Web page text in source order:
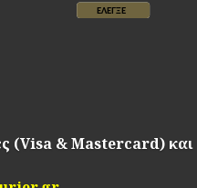
(Visa & Mastercard) και